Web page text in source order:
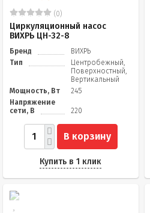
(0)
Циркуляционный насос
ВИХРЬ ЦН-32-8
Бренд
ВИХРЬ
Тип
Центробежный,
Поверхностный,
Вертикальный
Мощность, Вт
245
Напряжение
сети, В
220
В корзину
Купить в 1 клик